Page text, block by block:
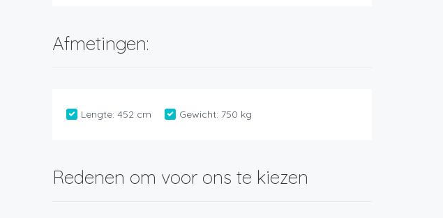
Afmetingen:
Lengte: 452 cm Gewicht: 750 kg
Redenen om voor ons te kiezen